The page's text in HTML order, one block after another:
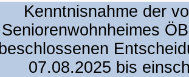
Kenntnisnahme der
Seniorenwohnheimes
beschlossenen
07.08.2025 bis